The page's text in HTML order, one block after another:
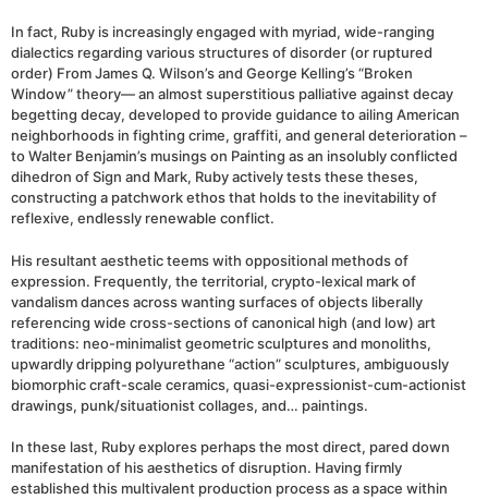
In fact, Ruby is increasingly engaged with myriad, wide-ranging
dialectics regarding various structures of disorder (or ruptured
order) From James Q. Wilson’s and George Kelling’s “Broken
Window” theory— an almost superstitious palliative against decay
begetting decay, developed to provide guidance to ailing American
neighborhoods in fighting crime, graffiti, and general deterioration –
to Walter Benjamin’s musings on Painting as an insolubly conflicted
dihedron of Sign and Mark, Ruby actively tests these theses,
constructing a patchwork ethos that holds to the inevitability of
reflexive, endlessly renewable conflict.
His resultant aesthetic teems with oppositional methods of
expression. Frequently, the territorial, crypto-lexical mark of
vandalism dances across wanting surfaces of objects liberally
referencing wide cross-sections of canonical high (and low) art
traditions: neo-minimalist geometric sculptures and monoliths,
upwardly dripping polyurethane “action” sculptures, ambiguously
biomorphic craft-scale ceramics, quasi-expressionist-cum-actionist
drawings, punk/situationist collages, and… paintings.
In these last, Ruby explores perhaps the most direct, pared down
manifestation of his aesthetics of disruption. Having firmly
established this multivalent production process as a space within